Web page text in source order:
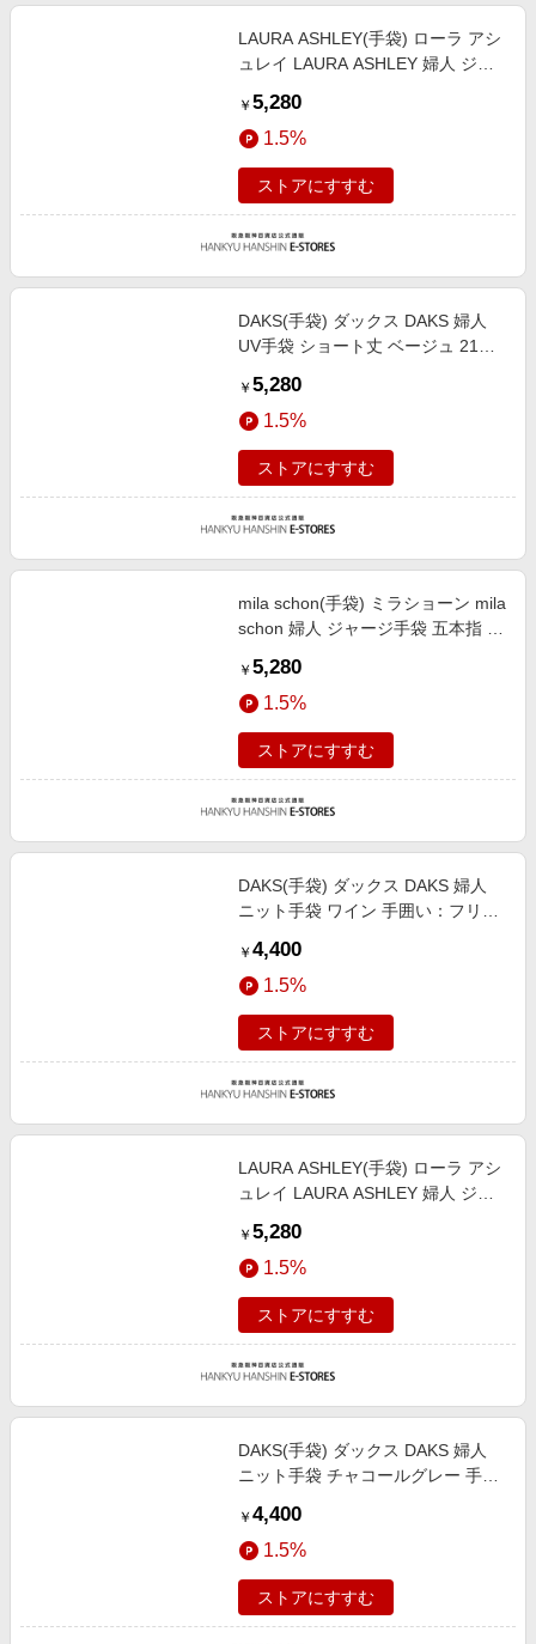
LAURA ASHLEY(手袋) ローラ アシ
ュレイ LAURA ASHLEY 婦人 ジャ
21-22cm（女性用Mサイズ）総丈：
21cm/M
￥ 5,280
1.5%
ストアにすすむ
DAKS(手袋) ダックス DAKS 婦人
UV手袋 ショート丈 ベージュ 21か
25cm/M
￥ 5,280
1.5%
ストアにすすむ
mila schon(手袋) ミラショーン mila
schon 婦人 ジャージ手袋 五本指 そ
サイズ）総丈：24cm/M
￥ 5,280
1.5%
ストアにすすむ
DAKS(手袋) ダックス DAKS 婦人
ニット手袋 ワイン 手囲い：フリー
23cm/FREE
￥ 4,400
1.5%
ストアにすすむ
LAURA ASHLEY(手袋) ローラ アシ
ュレイ LAURA ASHLEY 婦人 ジャ
い：21-22cm（女性用Mサイズ）総
丈：21cm/M
￥ 5,280
1.5%
ストアにすすむ
DAKS(手袋) ダックス DAKS 婦人
ニット手袋 チャコールグレー 手囲
23cm/FREE
￥ 4,400
1.5%
ストアにすすむ